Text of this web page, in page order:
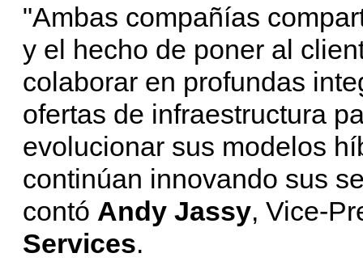
"Ambas compañías
y el hecho de poner al
colaborar en profundas
ofertas de infraestructura
evolucionar sus modelos
continúan innovando sus
contó Andy Jassy, Vice-
Services.